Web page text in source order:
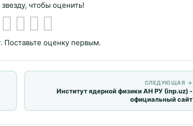
чтобы оценить!
Поставьте оценку первым.
СЛЕДУЮЩАЯ →
Институт ядерной физики АН РУ (inp.uz) -
официальный сайт